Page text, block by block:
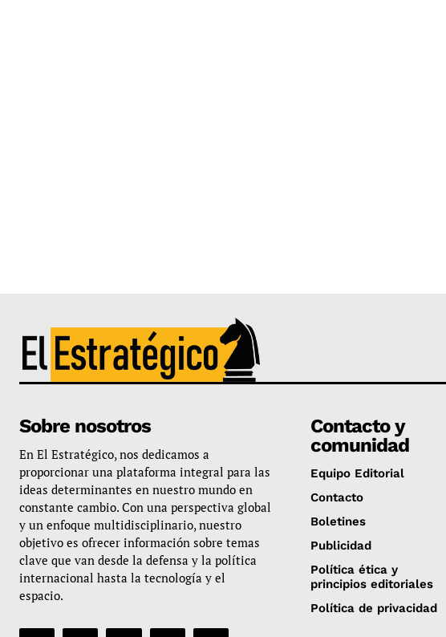
Sobre nosotros
En El Estratégico, nos dedicamos a
proporcionar una plataforma integral para las
ideas determinantes en nuestro mundo en
constante cambio. Con una perspectiva global
y un enfoque multidisciplinario, nuestro
objetivo es ofrecer información sobre temas
clave que van desde la defensa y la política
internacional hasta la tecnología y el
espacio.
Contacto y
comunidad
Equipo Editorial
Contacto
Boletines
Publicidad
Política ética y
principios editoriales
Política de privacidad